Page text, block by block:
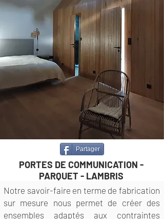
Partager
PORTES DE COMMUNICATION -
PARQUET - LAMBRIS
Notre savoir-faire en terme de fabrication
sur mesure nous permet de créer des
ensembles adaptés aux contraintes